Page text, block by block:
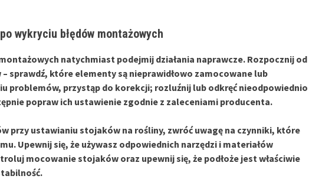
wykryciu błędów montażowych
natychmiast podejmij działania naprawcze. Rozpocznij od
sprawdź, które elementy są nieprawidłowo zamocowane lub
problemów, przystąp do korekcji; rozluźnij lub odkręć nieodpowiednio
popraw ich ustawienie zgodnie z zaleceniami producenta.
przy ustawianiu stojaków na rośliny, zwróć uwagę na czynniki, które
Upewnij się, że używasz odpowiednich narzędzi i materiałów
mocowanie stojaków oraz upewnij się, że podłoże jest właściwie